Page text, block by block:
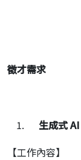
徵才需求
生成式AI
【工作內容】